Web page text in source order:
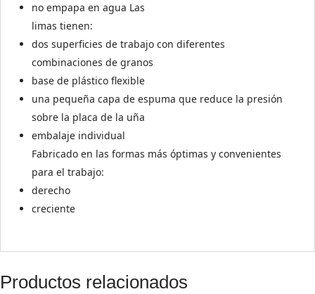
no empapa en agua Las
limas tienen:
dos superficies de trabajo con diferentes
combinaciones de granos
base de plástico flexible
una pequeña capa de espuma que reduce la presión
sobre la placa de la uña
embalaje individual
Fabricado en las formas más óptimas y convenientes
para el trabajo:
derecho
creciente
Productos relacionados